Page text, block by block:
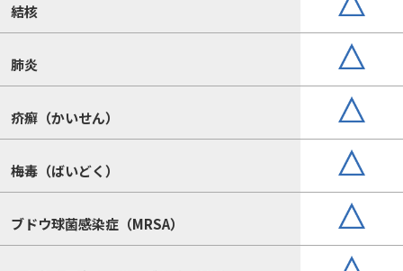
結核
肺炎
疥癬（かいせん）
梅毒（ばいどく）
ブドウ球菌感染症（MRSA）